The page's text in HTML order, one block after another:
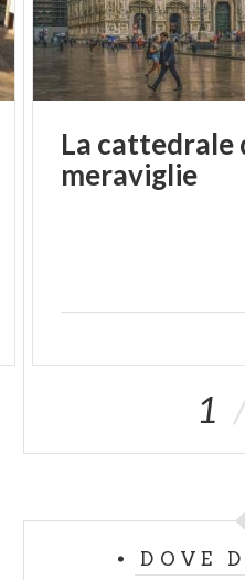
La cattedrale
meraviglie
1
DOVE